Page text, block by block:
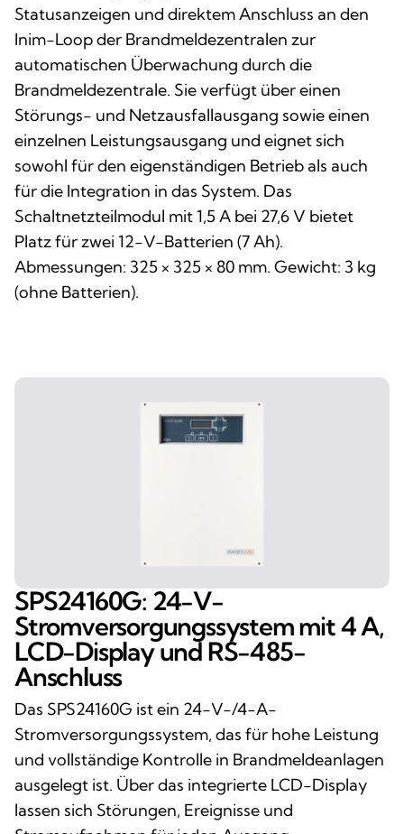
Statusanzeigen und direktem Anschluss an den
Inim-Loop der Brandmeldezentralen zur
automatischen Überwachung durch die
Brandmeldezentrale. Sie verfügt über einen
Störungs- und Netzausfallausgang sowie einen
einzelnen Leistungsausgang und eignet sich
sowohl für den eigenständigen Betrieb als auch
für die Integration in das System. Das
Schaltnetzteilmodul mit 1,5 A bei 27,6 V bietet
Platz für zwei 12-V-Batterien (7 Ah).
Abmessungen: 325 × 325 × 80 mm. Gewicht: 3 kg
(ohne Batterien).
SPS24160G: 24-V-
Stromversorgungssystem mit 4 A,
LCD-Display und RS-485-
Anschluss
Das SPS24160G ist ein 24-V-/4-A-
Stromversorgungssystem, das für hohe Leistung
und vollständige Kontrolle in Brandmeldeanlagen
ausgelegt ist. Über das integrierte LCD-Display
lassen sich Störungen, Ereignisse und